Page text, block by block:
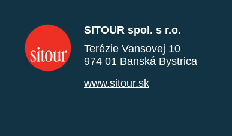
SITOUR spol. s r.o.
Terézie Vansovej 10
974 01 Banská Bystrica
www.sitour.sk